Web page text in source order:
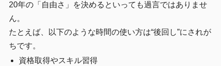
20年の「自由さ」を決めるといっても過言ではありませ
ん。
たとえば、以下のような時間の使い方は“後回し”にされが
ちです。
資格取得やスキル習得